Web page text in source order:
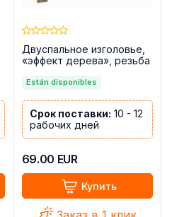
Двуспальное изголовье,
«эффект дерева», резьба
ножках, 160 см — Chellen,
Están disponibles
Срок поставки: 10 - 12
рабочих дней
69.00 EUR
Купить